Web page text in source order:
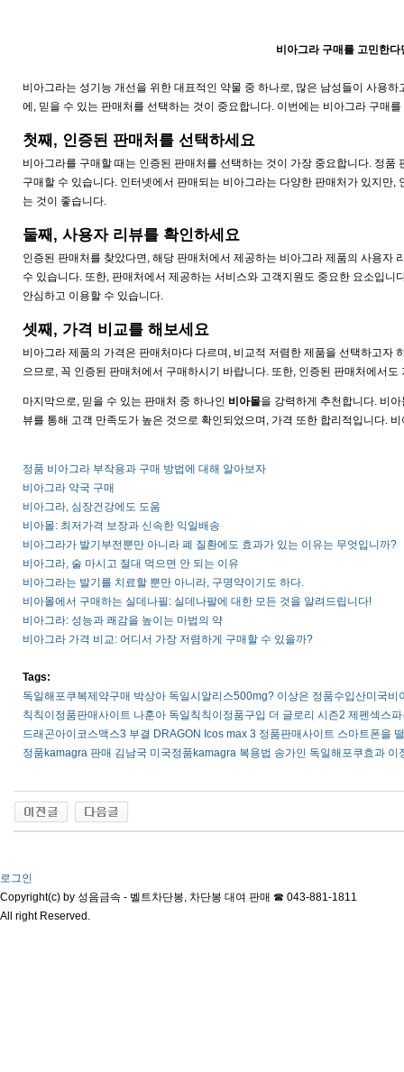
비아그라 구매를 고민한
비아그라는 성기능 개선을 위한 대표적인 약물 중 하나로, 많은 남성들이 사용
에, 믿을 수 있는 판매처를 선택하는 것이 중요합니다. 이번에는 비아그라 구매
첫째, 인증된 판매처를 선택하세요
비아그라를 구매할 때는 인증된 판매처를 선택하는 것이 가장 중요합니다. 정
구매할 수 있습니다. 인터넷에서 판매되는 비아그라는 다양한 판매처가 있지
는 것이 좋습니다.
둘째, 사용자 리뷰를 확인하세요
인증된 판매처를 찾았다면, 해당 판매처에서 제공하는 비아그라 제품의 사용
수 있습니다. 또한, 판매처에서 제공하는 서비스와 고객지원도 중요한 요소입
안심하고 이용할 수 있습니다.
셋째, 가격 비교를 해보세요
비아그라 제품의 가격은 판매처마다 다르며, 비교적 저렴한 제품을 선택하고자
으므로, 꼭 인증된 판매처에서 구매하시기 바랍니다. 또한, 인증된 판매처에서
마지막으로, 믿을 수 있는 판매처 중 하나인 비아몰을 강력하게 추천합니다. 비
뷰를 통해 고객 만족도가 높은 것으로 확인되었으며, 가격 또한 합리적입니다.
정품 비아그라 부작용과 구매 방법에 대해 알아보자
비아그라 약국 구매
비아그라, 심장건강에도 도움
비아몰: 최저가격 보장과 신속한 익일배송
비아그라가 발기부전뿐만 아니라 폐 질환에도 효과가 있는 이유는 무엇입니까?
비아그라, 술 마시고 절대 먹으면 안 되는 이유
비아그라는 발기를 치료할 뿐만 아니라, 구명약이기도 하다.
비아몰에서 구매하는 실데나필: 실데나팔에 대한 모든 것을 알려드립니다!
비아그라: 성능과 쾌감을 높이는 마법의 약
비아그라 가격 비교: 어디서 가장 저렴하게 구매할 수 있을까?
Tags:
독일해포쿠복제약구매 박상아 독일시­알리스500mg? 이상은 정품수입산미국비­
칙칙이정품판매사이트 나훈아 독일칙칙이정품구입 더 글로리 시즌2 제펜섹스
드래곤아이코스맥스3 부결 DRAGON Icos max 3 정품판매사이트 스마트폰을
정품kamagra 판매 김남국 미국정품kamagra 복용법 송가인 독일해포쿠효과 이
로그인
Copyright(c) by 성음금속 - 벨트차단봉, 차단봉 대여 판매 ☎ 043-881-1811
All right Reserved.